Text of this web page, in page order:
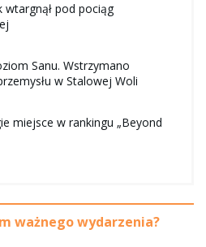
pod pociąg
Sanu. Wstrzymano
w Stalowej Woli
miejsce w rankingu „Beyond
ważnego wydarzenia?